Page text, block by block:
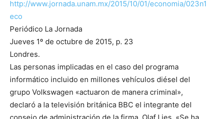
http://www.jornada.unam.mx/2015/10/01/economia/023n1
eco
Periódico La Jornada
Jueves 1º de octubre de 2015, p. 23
Londres.
Las personas implicadas en el caso del programa
informático incluido en millones vehículos diésel del
grupo Volkswagen «actuaron de manera criminal»,
declaró a la televisión británica BBC el integrante del